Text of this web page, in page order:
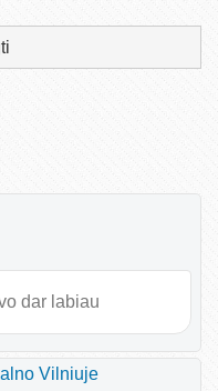
dar labiau
Vilniuje